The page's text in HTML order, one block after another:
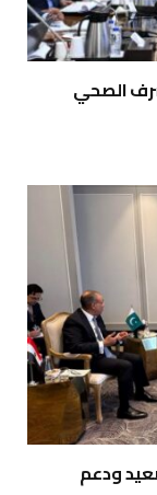
الصحي
ودعم